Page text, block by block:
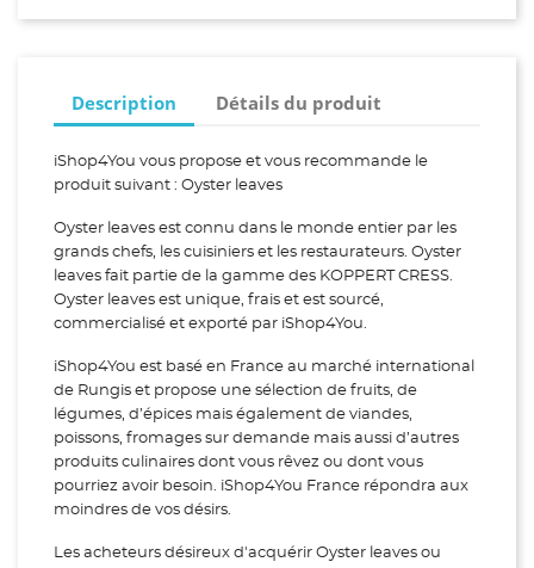
Description Détails du produit
iShop4You vous propose et vous recommande le
produit suivant : Oyster leaves
Oyster leaves est connu dans le monde entier par les
grands chefs, les cuisiniers et les restaurateurs. Oyster
leaves fait partie de la gamme des KOPPERT CRESS.
Oyster leaves est unique, frais et est sourcé,
commercialisé et exporté par iShop4You.
iShop4You est basé en France au marché international
de Rungis et propose une sélection de fruits, de
légumes, d’épices mais également de viandes,
poissons, fromages sur demande mais aussi d’autres
produits culinaires dont vous rêvez ou dont vous
pourriez avoir besoin. iShop4You France répondra aux
moindres de vos désirs.
Les acheteurs désireux d'acquérir Oyster leaves ou